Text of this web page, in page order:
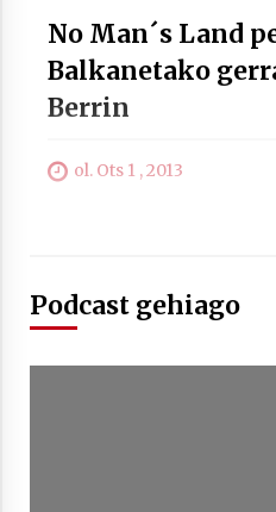
No Man´s Land
Balkanetako
Berrin
ol. Ots 1 , 2013
Podcast gehiago